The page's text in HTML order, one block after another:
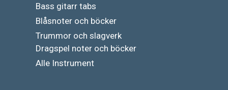
Bass gitarr tabs
Blåsnoter och böcker
Trummor och slagverk
Dragspel noter och böcker
Alle Instrument